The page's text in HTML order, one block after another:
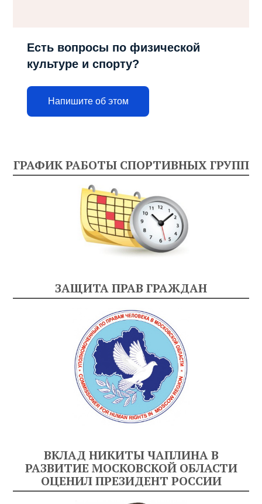
Есть вопросы по физической
культуре и спорту?
Напишите об этом
ГРАФИК РАБОТЫ СПОРТИВНЫХ ГРУПП
ЗАЩИТА ПРАВ ГРАЖДАН
ВКЛАД НИКИТЫ ЧАПЛИНА В
РАЗВИТИЕ МОСКОВСКОЙ ОБЛАСТИ
ОЦЕНИЛ ПРЕЗИДЕНТ РОССИИ